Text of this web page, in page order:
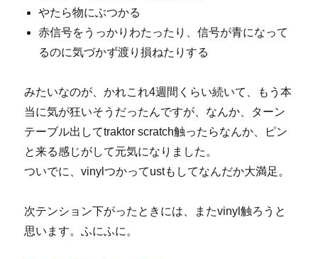
やたら物にぶつかる
赤信号をうっかりわたったり、信号が青になって
るのに気づかず渡り損ねたりする
みたいなのが、かれこれ4週間くらい続いて、もう本
当に気が狂いそうだったんですが、なんか、ターン
テーブル出してtraktor scratch触ったらなんか、ピン
と来る感じがして元気になりました。
ついでに、vinylつかってustもしてなんだか大満足。
次テンション下がったときには、またvinyl触ろうと
思います。ふにふに。